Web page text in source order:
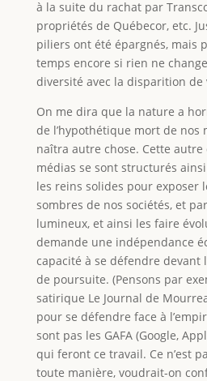
à la suite du rachat par
propriétés de Québecor, etc.
piliers ont été épargnés, mais
temps encore si rien ne
diversité avec la disparition de
On me dira que la nature a
de l’hypothétique mort de nos
naîtra autre chose. Cette autre
médias se sont structurés
les reins solides pour exposer
sombres de nos sociétés, et
lumineux, et ainsi les faire
demande une indépendance
capacité à se défendre devant
de poursuite. (Pensons par
satirique Le Journal de
pour se défendre face à
sont pas les GAFA (Google,
qui feront ce travail. Ce n’est
toute manière, voudrait-on